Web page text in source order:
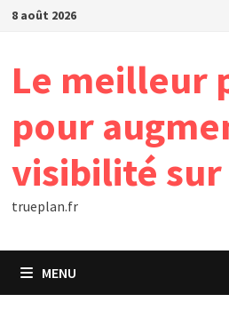
Passer
8 août 2026
Le meilleur
pour
visibilité sur
trueplan.fr
MENU